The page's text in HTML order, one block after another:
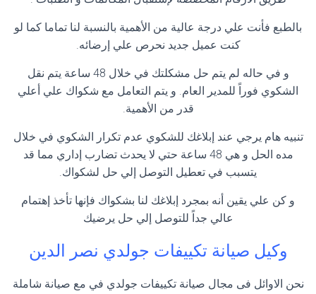
بالطبع فأنت علي درجة عالية من الأهمية بالنسبة لنا تماما كما لو
كنت عميل جديد نحرص علي إرضائه.
و في حاله لم يتم حل مشكلتك في خلال 48 ساعة يتم نقل
الشكوي فوراً للمدير العام. و يتم التعامل مع شكواك علي أعلي
قدر من الأهمية.
تنبيه هام يرجي عند إبلاغك للشكوي عدم تكرار الشكوي في خلال
مده الحل و هي 48 ساعة حتي لا يحدث تضارب إداري مما قد
يتسبب في تعطيل التوصل إلي حل لشكواك.
و كن علي يقين أنه بمجرد إبلاغك لنا بشكواك فإنها تأخذ إهتمام
عالي جداً للتوصل إلي حل يرضيك
وكيل صيانة تكييفات جولدي نصر الدين
نحن الاوائل فى مجال صيانة تكييفات جولدي في مع صيانة شاملة